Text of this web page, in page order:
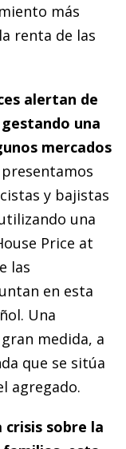
más
renta de las
alertan de
una
mercados
y bajistas
una
Price at
las
en esta
Una
medida, a
que se sitúa
agregado.
crisis sobre la